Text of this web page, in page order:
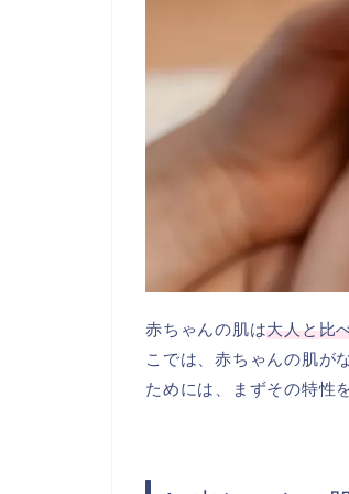
赤ちゃんの肌は大人と比
こでは、赤ちゃんの肌が
ためには、まずその特性